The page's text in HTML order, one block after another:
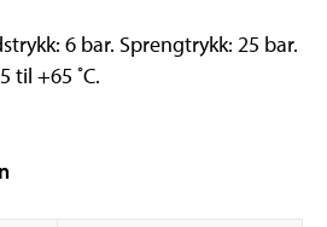
6 bar. Sprengtrykk: 25 bar.
til +65 ˚C.